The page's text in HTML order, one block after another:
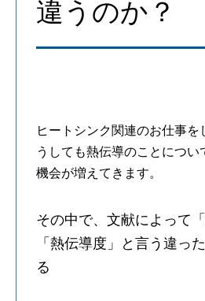
違うのか？
ヒートシンク関連のお仕事
うしても熱伝導のことについ
機会が増えてきます。
その中で、文献によって
「熱伝導度」と言う違っ
る